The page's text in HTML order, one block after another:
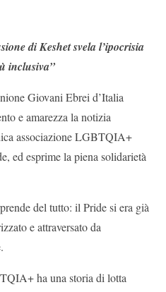
di Keshet svela l’ipocrisia
inclusiva”
Giovani Ebrei d’Italia
e amarezza la notizia
associazione LGBTQIA+
ed esprime la piena solidarietà
del tutto: il Pride si era già
e attraversato da
ha una storia di lotta